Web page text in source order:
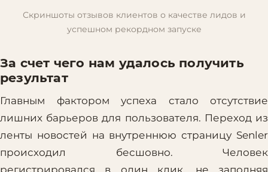
Скриншоты отзывов клиентов о качестве лидов и
успешном рекордном запуске
За счет чего нам удалось получить
результат
Главным фактором успеха стало отсутствие
лишних барьеров для пользователя. Переход из
ленты новостей на внутреннюю страницу Senler
происходил бесшовно. Человек